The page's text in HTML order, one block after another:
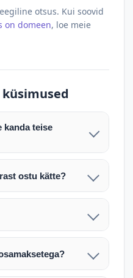
otsus. Kui soovid
on domeen, loe meie
kanda teise
teile domeeni
saate domeeni üle
registripidajate
saadetakse teile e-
ostu kätte?
arve.
teile domeeni
juurde.omandiõigus.
tuleb tellida